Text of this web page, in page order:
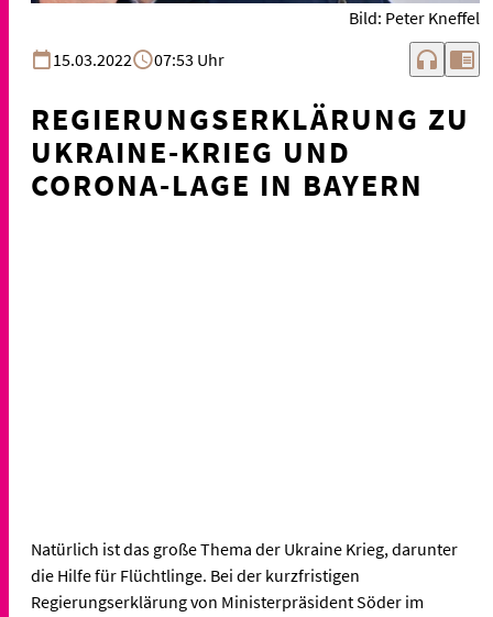
Bild: Peter Kneffel
15.03.2022
07:53 Uhr headphones chrome_reader_mode
REGIERUNGSERKLÄRUNG ZU
UKRAINE-KRIEG UND
CORONA-LAGE IN BAYERN
Natürlich ist das große Thema der Ukraine Krieg, darunter
die Hilfe für Flüchtlinge. Bei der kurzfristigen
Regierungserklärung von Ministerpräsident Söder im